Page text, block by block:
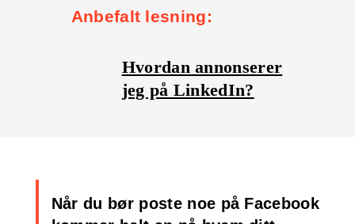
Anbefalt lesning:
Hvordan annonserer
jeg på LinkedIn?
Når du bør poste noe på Facebook